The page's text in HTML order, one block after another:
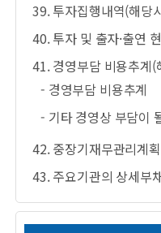
39. 투자집행내역(해당
40. 투자 및 출자·출연
41. 경영부담 비용추계(
- 경영부담 비용추계
- 기타 경영상 부담이
42. 중장기재무관리계
43. 주요기관의 상세부